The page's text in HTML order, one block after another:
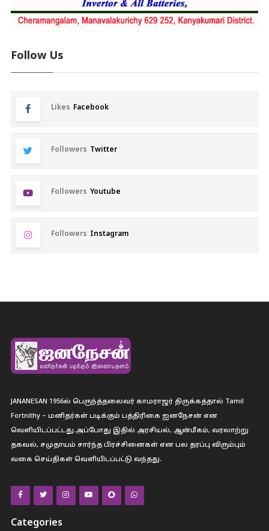
Follow Us
Likes Facebook
Followers Twitter
Followers Youtube
Followers Instagram
JANANESAN 1956ல் பெருந்த்தலைவர் காமராஜர் திருக்கத்தால் Tamil
Fortnithy – மனிதர்கள் படிக்கும் பத்திரிகை ஐனநேசன் என
வெளியிடப்பட்டது.அப்போது இதில் அரசியல், ஆன்மீகம், வரலாற்று
தகவல், சமுதாயம் சார்ந்த பிரச்சினைகள் என பல தரப்பு விரும்பும்
வகை செய்திகள் வெளியிடப்பட்டு வந்தது.
Categories